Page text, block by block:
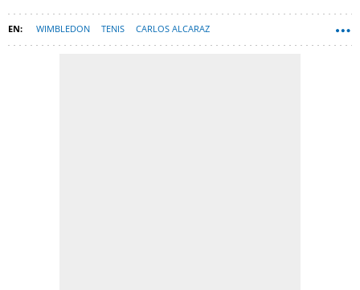
WIMBLEDON TENIS CARLOS ALCARAZ